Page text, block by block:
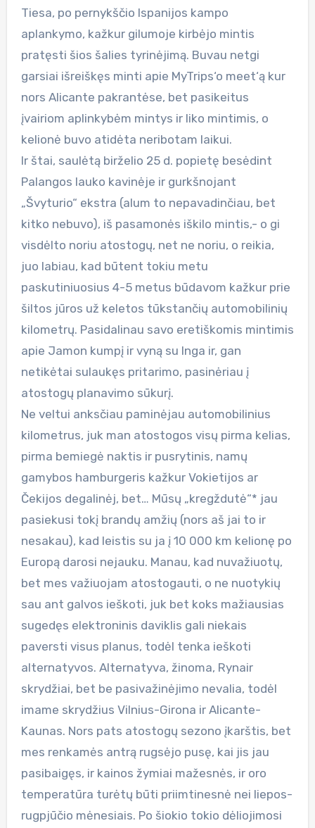
Tiesa, po pernykščio Ispanijos kampo
aplankymo, kažkur gilumoje kirbėjo mintis
pratęsti šios šalies tyrinėjimą. Buvau netgi
garsiai išreiškęs minti apie MyTrips‘o meet‘ą kur
nors Alicante pakrantėse, bet pasikeitus
įvairiom aplinkybėm mintys ir liko mintimis, o
kelionė buvo atidėta neribotam laikui.
Ir štai, saulėtą birželio 25 d. popietę besėdint
Palangos lauko kavinėje ir gurkšnojant
„Švyturio“ ekstra (alum to nepavadinčiau, bet
kitko nebuvo), iš pasamonės iškilo mintis,- o gi
visdėlto noriu atostogų, net ne noriu, o reikia,
juo labiau, kad būtent tokiu metu
paskutiniuosius 4-5 metus būdavom kažkur prie
šiltos jūros už keletos tūkstančių automobilinių
kilometrų. Pasidalinau savo eretiškomis mintimis
apie Jamon kumpį ir vyną su Inga ir, gan
netikėtai sulaukęs pritarimo, pasinėriau į
atostogų planavimo sūkurį.
Ne veltui anksčiau paminėjau automobilinius
kilometrus, juk man atostogos visų pirma kelias,
pirma bemiegė naktis ir pusrytinis, namų
gamybos hamburgeris kažkur Vokietijos ar
Čekijos degalinėj, bet… Mūsų „kregždutė“* jau
pasiekusi tokį brandų amžių (nors aš jai to ir
nesakau), kad leistis su ja į 10 000 km kelionę po
Europą darosi nejauku. Manau, kad nuvažiuotų,
bet mes važiuojam atostogauti, o ne nuotykių
sau ant galvos ieškoti, juk bet koks mažiausias
sugedęs elektroninis daviklis gali niekais
paversti visus planus, todėl tenka ieškoti
alternatyvos. Alternatyva, žinoma, Rynair
skrydžiai, bet be pasivažinėjimo nevalia, todėl
imame skrydžius Vilnius-Girona ir Alicante-
Kaunas. Nors pats atostogų sezono įkarštis, bet
mes renkamės antrą rugsėjo pusę, kai jis jau
pasibaigęs, ir kainos žymiai mažesnės, ir oro
temperatūra turėtų būti priimtinesnė nei liepos-
rugpjūčio mėnesiais. Po šiokio tokio dėliojimosi